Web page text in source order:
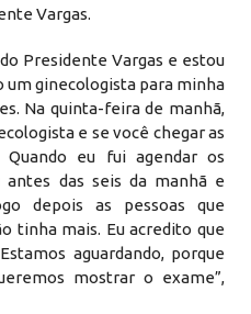
Vargas.
Presidente Vargas e estou
um ginecologista para minha
Na quinta-feira de manhã,
e se você chegar as
eu fui agendar os
das seis da manhã e
depois as pessoas que
tinha mais. Eu acredito que
aguardando, porque
mostrar o exame”,